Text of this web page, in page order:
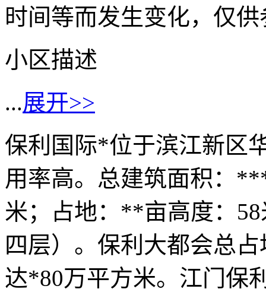
时间等而发生变化，仅
小区描述
...展开>>
保利国际*位于滨江新区
用率高。总建筑面积：
米；占地：**亩高度：
四层）。保利大都会总
达*80万平方米。江门保